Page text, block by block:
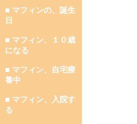
■ マフィンの、誕生
日
■ マフィン、１０歳
になる
■ マフィン、自宅療
養中
■ マフィン、入院す
る